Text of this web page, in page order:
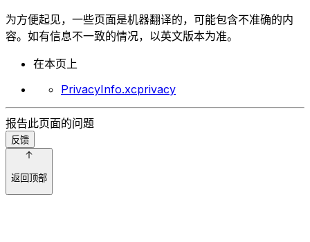
为方便起见，一些页面是机器翻译的，可能包含不准确的内
容。如有信息不一致的情况，以英文版本为准。
在本页上
PrivacyInfo.xcprivacy
报告此页面的问题
反馈
返回顶部